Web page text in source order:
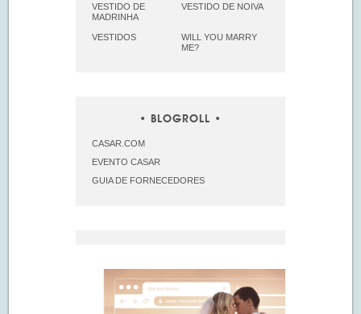
VESTIDO DE
MADRINHA
VESTIDO DE NOIVA
VESTIDOS
WILL YOU MARRY
ME?
BLOGROLL
CASAR.COM
EVENTO CASAR
GUIA DE FORNECEDORES